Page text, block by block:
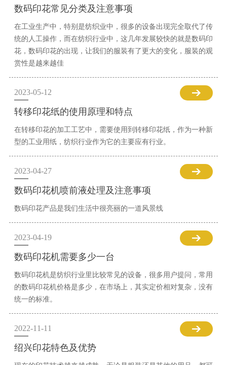
数码印花常见分类及注意事项
在工业生产中，特别是纺织业中，很多的设备出现完全取代了传
统的人工操作，而在纺织行业中，这几年发展较快的就是数码印
花，数码印花的出现，让我们的服装有了更大的变化，服装的观
赏性是越来越佳
2023-05-12
转移印花纸的使用原理和特点
在转移印花的加工工艺中，需要使用到转移印花纸，作为一种新
型的工业用纸，纺织行业作为它的主要应有行业。
2023-04-27
数码印花机喷前液处理及注意事项
数码印花产品是我们生活中很亮丽的一道风景线
2023-04-19
数码印花机需要多少一台
数码印花机是纺织行业里比较常见的设备，很多用户提问，常用
的数码印花机价格是多少，在市场上，其实定价相对复杂，没有
统一的标准。
2022-11-11
绍兴印花特色及优势